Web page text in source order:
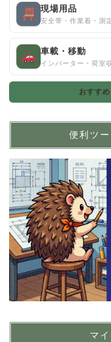
現場用品
安全帯・作業着・測
車載・移動
インバーター・荷室
おすす
便利ツ
マ